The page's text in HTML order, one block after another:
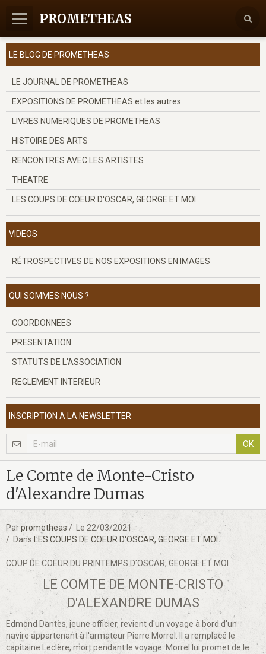
PROMETHEAS
Le Comte de Monte-Cristo
d'Alexandre Dumas
Parprometheas
Le 22/03/2021
Dans LES COUPS DE COEUR D'OSCAR, GEORGE ET MOI
COUP DE COEUR DU PRINTEMPS D'OSCAR, GEORGE ET MOI
LE COMTE DE MONTE-CRISTO
D'ALEXANDRE DUMAS
Edmond Dantès, jeune officier, revient d'un voyage à bord d'un
navire appartenant à l'armateur Pierre Morrel. Il a remplacé le
capitaine Leclère, mort pendant le voyage. Morrel lui promet de le
LE BLOG DE PROMETHEAS
LE JOURNAL DE PROMETHEAS
EXPOSITIONS DE PROMETHEAS et les autres
LIVRES NUMERIQUES DE PROMETHEAS
HISTOIRE DES ARTS
RENCONTRES AVEC LES ARTISTES
THEATRE
LES COUPS DE COEUR D'OSCAR, GEORGE ET MOI
VIDEOS
RÉTROSPECTIVES DE NOS EXPOSITIONS EN IMAGES
QUI SOMMES NOUS ?
COORDONNEES
PRESENTATION
STATUTS DE L'ASSOCIATION
REGLEMENT INTERIEUR
INSCRIPTION A LA NEWSLETTER
OK